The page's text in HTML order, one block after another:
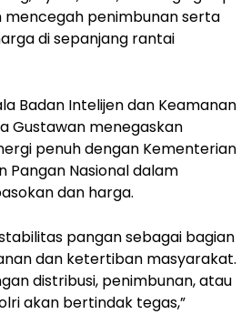
mencegah penimbunan serta
di sepanjang rantai
Badan Intelijen dan Keamanan
Gustawan menegaskan
penuh dengan Kementerian
Pangan Nasional dalam
dan harga.
pangan sebagai bagian
dan ketertiban masyarakat.
distribusi, penimbunan, atau
akan bertindak tegas,”